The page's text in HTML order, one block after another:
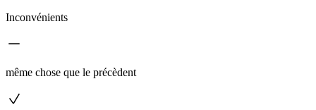
Inconvénients
même chose que le précèdent